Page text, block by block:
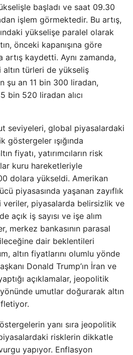
başladı ve saat 09.30
işlem görmektedir. Bu artış,
yükselişe paralel olarak
önceki kapanışına göre
artış kaydetti. Aynı zamanda,
altın türleri de yükseliş
şu an 11 bin 300 liradan,
bin 520 liradan alıcı
seviyeleri, global piyasalardaki
göstergeler ışığında
fiyatı, yatırımcıların risk
kuru hareketleriyle
dolara yükseldi. Amerikan
piyasasında yaşanan zayıflık
veriler, piyasalarda belirsizlik ve
açık iş sayısı ve işe alım
merkez bankasının parasal
dair beklentileri
altın fiyatlarını olumlu yönde
Donald Trump’ın İran ve
açıklamalar, jeopolitik
umutlar doğurarak altın
yanı sıra jeopolitik
risklerin dikkatle
yapıyor. Enflasyon